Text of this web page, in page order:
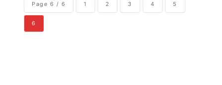
Page 6 / 6 1 2 3 4 5
6